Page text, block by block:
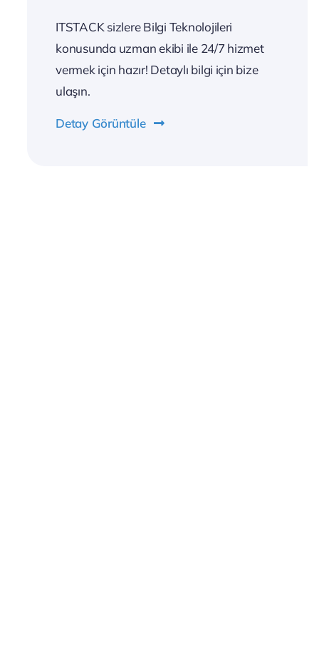
ITSTACK sizlere Bilgi Teknolojileri
konusunda uzman ekibi ile 24/7 hizmet
vermek için hazır! Detaylı bilgi için bize
ulaşın.
Detay Görüntüle